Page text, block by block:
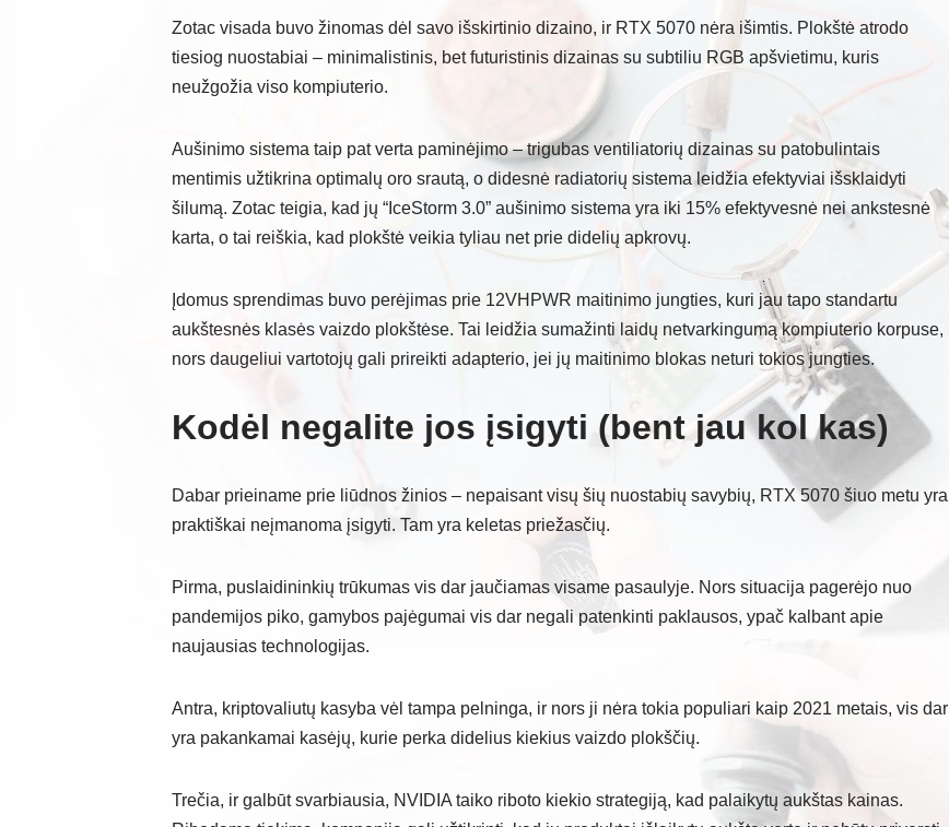
Zotac visada buvo žinomas dėl savo išskirtinio dizaino, ir RTX 5070 nėra išimtis. Plokštė atrodo
tiesiog nuostabiai – minimalistinis, bet futuristinis dizainas su subtiliu RGB apšvietimu, kuris
neužgožia viso kompiuterio.
Aušinimo sistema taip pat verta paminėjimo – trigubas ventiliatorių dizainas su patobulintais
mentimis užtikrina optimalų oro srautą, o didesnė radiatorių sistema leidžia efektyviai išsklaidyti
šilumą. Zotac teigia, kad jų “IceStorm 3.0” aušinimo sistema yra iki 15% efektyvesnė nei ankstesnė
karta, o tai reiškia, kad plokštė veikia tyliau net prie didelių apkrovų.
Įdomus sprendimas buvo perėjimas prie 12VHPWR maitinimo jungties, kuri jau tapo standartu
aukštesnės klasės vaizdo plokštėse. Tai leidžia sumažinti laidų netvarkingumą kompiuterio korpuse,
nors daugeliui vartotojų gali prireikti adapterio, jei jų maitinimo blokas neturi tokios jungties.
Kodėl negalite jos įsigyti (bent jau kol kas)
Dabar prieiname prie liūdnos žinios – nepaisant visų šių nuostabių savybių, RTX 5070 šiuo metu yra
praktiškai neįmanoma įsigyti. Tam yra keletas priežasčių.
Pirma, puslaidininkių trūkumas vis dar jaučiamas visame pasaulyje. Nors situacija pagerėjo nuo
pandemijos piko, gamybos pajėgumai vis dar negali patenkinti paklausos, ypač kalbant apie
naujausias technologijas.
Antra, kriptovaliutų kasyba vėl tampa pelninga, ir nors ji nėra tokia populiari kaip 2021 metais, vis dar
yra pakankamai kasėjų, kurie perka didelius kiekius vaizdo plokščių.
Trečia, ir galbūt svarbiausia, NVIDIA taiko riboto kiekio strategiją, kad palaikytų aukštas kainas.